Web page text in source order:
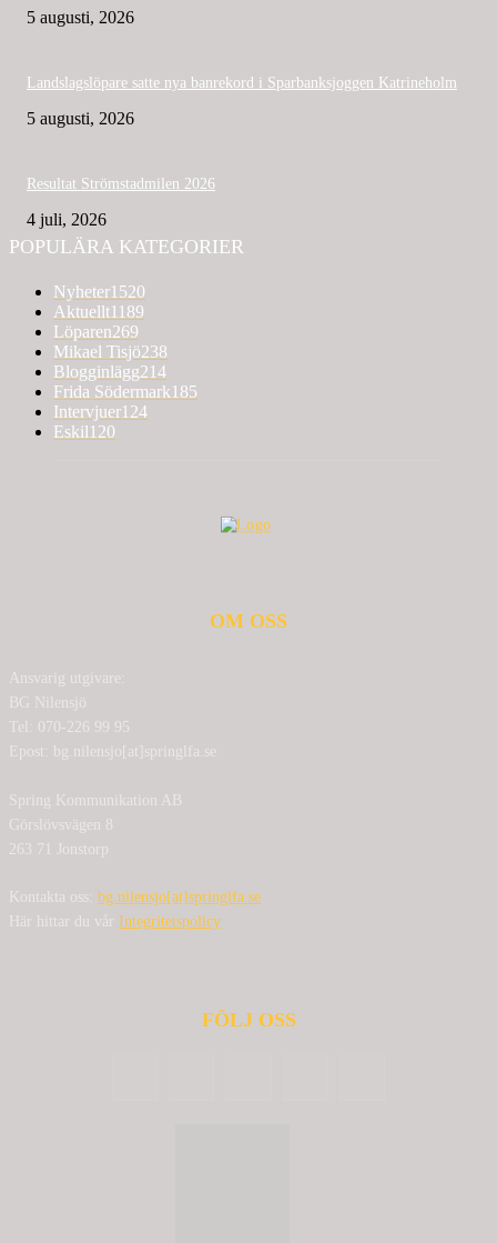
5 augusti, 2026
Landslagslöpare satte nya banrekord i Sparbanksjoggen Katrineholm
5 augusti, 2026
Resultat Strömstadmilen 2026
4 juli, 2026
POPULÄRA KATEGORIER
Nyheter1520
Aktuellt1189
Löparen269
Mikael Tisjö238
Blogginlägg214
Frida Södermark185
Intervjuer124
Eskil120
OM OSS
Ansvarig utgivare:
BG Nilensjö
Tel: 070-226 99 95
Epost: bg.nilensjo[at]springlfa.se
Spring Kommunikation AB
Görslövsvägen 8
263 71 Jonstorp
Kontakta oss: bg.nilensjo[at]springlfa.se
Här hittar du vår Integritetspolicy
FÖLJ OSS